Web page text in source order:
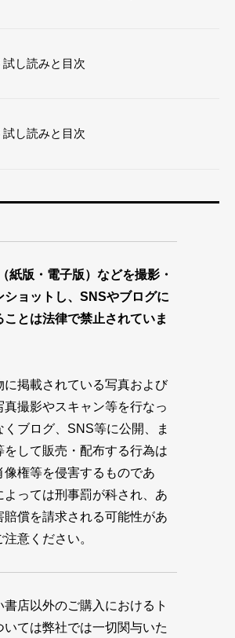
試し読みと目次
試し読みと目次
紙版・電子版）などを撮影・
ショットし、SNSやブログに
ことは法律で禁止されていま
に掲載されている写真および
真撮影やスキャン等を行なっ
くブログ、SNS等に公開、ま
をして販売・配布する行為は
像権等を侵害するものであ
よっては刑事罰が科され、あ
賠償を請求される可能性があ
意ください。
書店以外のご購入におけるト
いては弊社では一切関与いた